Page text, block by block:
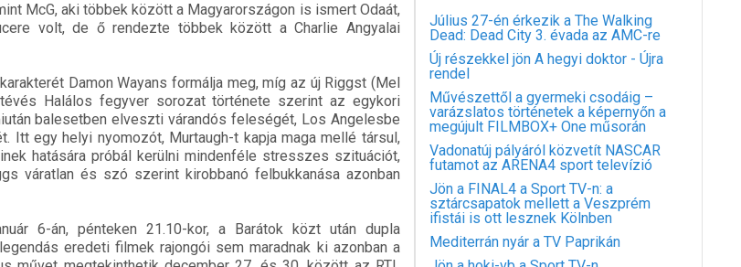
McG, aki többek között a Magyarországon is ismert Odaát,
volt, de ő rendezte többek között a Charlie Angyalai
Damon Wayans formálja meg, míg az új Riggst (Mel
Halálos fegyver sorozat története szerint az egykori
balesetben elveszti várandós feleségét, Los Angelesbe
Itt egy helyi nyomozót, Murtaugh-t kapja maga mellé társul,
hatására próbál kerülni mindenféle stresszes szituációt,
váratlan és szó szerint kirobbanó felbukkanása azonban
6-án, pénteken 21.10-kor, a Barátok közt után dupla
eredeti filmek rajongói sem maradnak ki azonban a
Július 27-én érkezik a The Walking
Dead: Dead City 3. évada az AMC-re
Új részekkel jön A hegyi doktor - Újra
rendel
Művészettől a gyermeki csodáig –
varázslatos történetek a képernyőn a
megújult FILMBOX+ One műsorán
Vadonatúj pályáról közvetít NASCAR
futamot az ARENA4 sport televízió
Jön a FINAL4 a Sport TV-n: a
sztárcsapatok mellett a Veszprém
ifistái is ott lesznek Kölnben
Mediterrán nyár a TV Paprikán